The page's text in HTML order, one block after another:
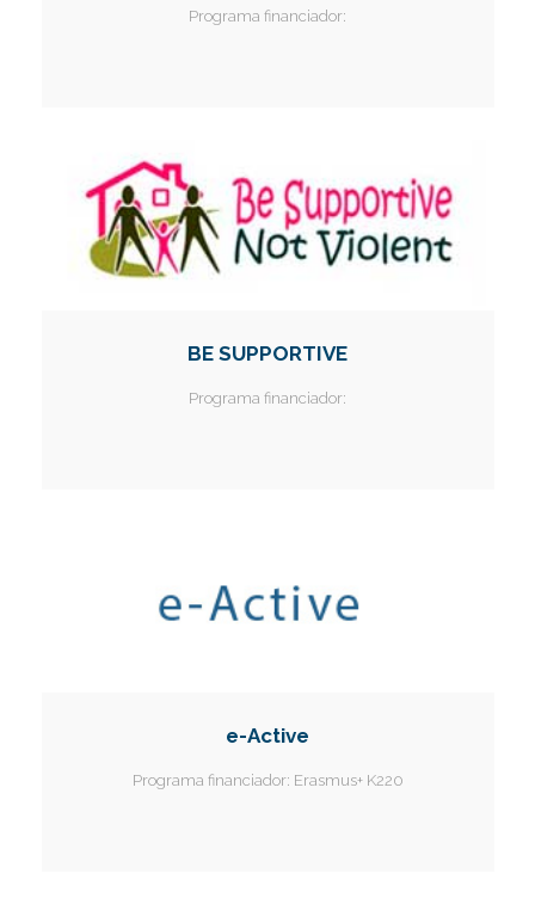
Programa financiador:
BE SUPPORTIVE
Programa financiador:
e-Active
Programa financiador: Erasmus+ K220